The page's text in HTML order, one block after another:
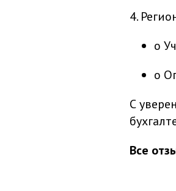
4.
o
o
С
Все